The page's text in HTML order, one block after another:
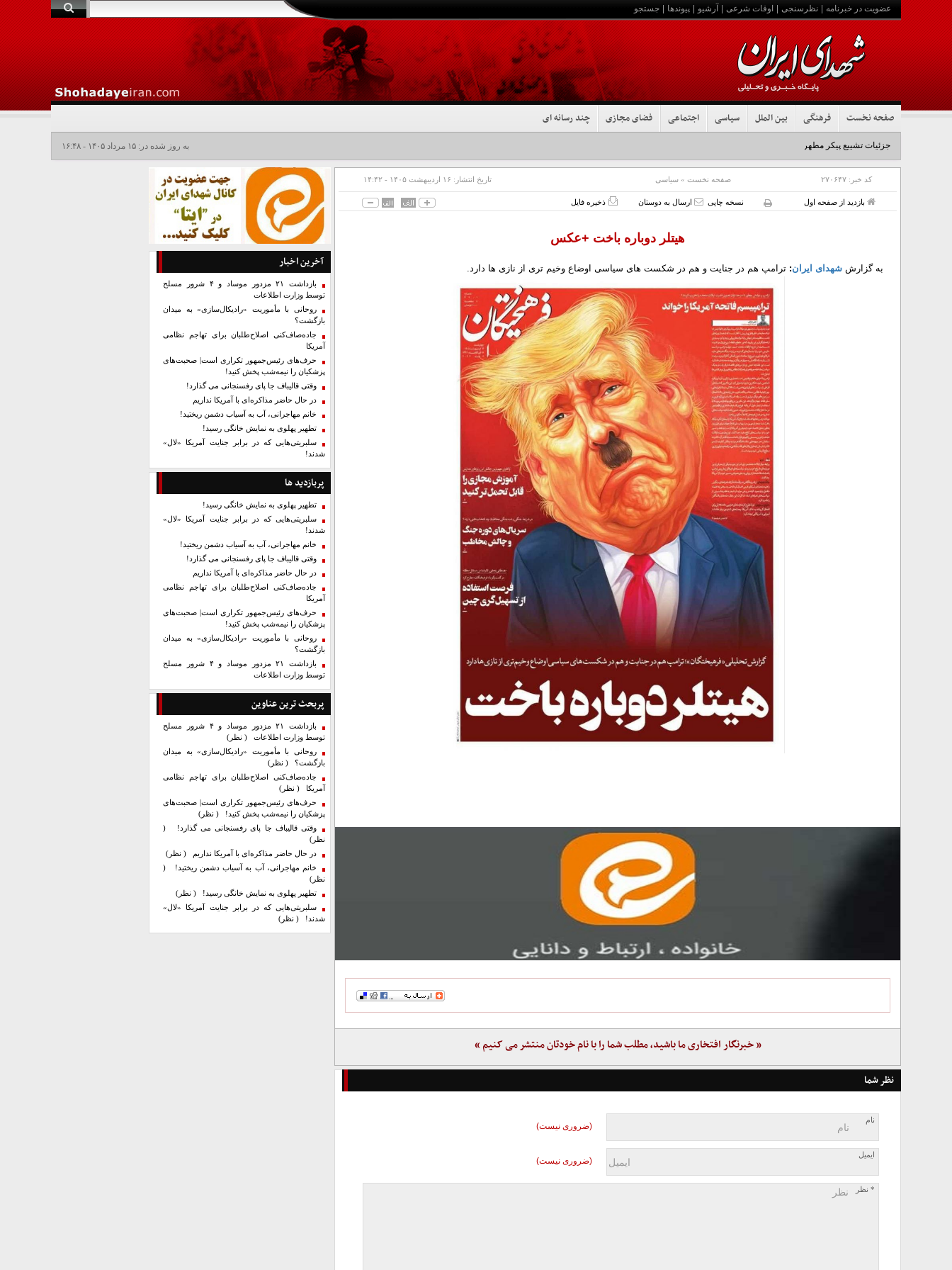
عضویت در خبرنامه نظرسنجی اوقات شرعی آرشیو پیوندها جستجو
صفحه نخست فرهنگی بین الملل سیاسی اجتماعی فضای مجازی چند رسانه ای
جزئیات تشییع پیکر مطهر رهبر شهید در نجف و کربلا به روز شده در: ۱۵ مرداد ۱۴۰۵ - ۱۶:۴۸
کد خبر: ۲۷۰۶۴۷ صفحه نخست »سیاسی تاریخ انتشار: ۱۶ ارديبهشت ۱۴۰۵ - ۱۴:۴۲
بازدید از صفحه اول نسخه چاپی ارسال به دوستان ذخیره فایل
هیتلر دوباره باخت +عکس
به گزارش شهدای ایران: ترامپ هم در جنایت و هم در شکست های سیاسی اوضاع وخیم تری از نازی ها دارد.
« خبرنگار افتخاری ما باشید، مطلب شما را با نام خودتان منتشر می کنیم »
نظر شما
نام
(ضروری نیست)
ایمیل
(ضروری نیست)
* نظر
آخرین اخبار
بازداشت ۲۱ مزدور موساد و ۴ شرور مسلح
توسط وزارت اطلاعات
روحانی با مأموریت «رادیکال‌سازی» به میدان
بازگشت؟
جاده‌صاف‌کنی اصلاح‌طلبان برای تهاجم نظامی
آمریکا
حرف‌های رئیس‌جمهور تکراری است| صحبت‌های
پزشکیان را نیمه‌شب پخش کنید!
وقتی قالیباف جا پای رفسنجانی می گذارد!
در حال حاضر مذاکره‌ای با آمریکا نداریم
خانم مهاجرانی، آب به آسیاب دشمن ریختید!
تطهیر پهلوی به نمایش خانگی رسید!
سلبریتی‌هایی که در برابر جنایت آمریکا «لال»
شدند!
پربازدید ها
تطهیر پهلوی به نمایش خانگی رسید!
سلبریتی‌هایی که در برابر جنایت آمریکا «لال»
شدند!
خانم مهاجرانی، آب به آسیاب دشمن ریختید!
وقتی قالیباف جا پای رفسنجانی می گذارد!
در حال حاضر مذاکره‌ای با آمریکا نداریم
جاده‌صاف‌کنی اصلاح‌طلبان برای تهاجم نظامی
آمریکا
حرف‌های رئیس‌جمهور تکراری است| صحبت‌های
پزشکیان را نیمه‌شب پخش کنید!
روحانی با مأموریت «رادیکال‌سازی» به میدان
بازگشت؟
بازداشت ۲۱ مزدور موساد و ۴ شرور مسلح
توسط وزارت اطلاعات
پربحث ترین عناوین
بازداشت ۲۱ مزدور موساد و ۴ شرور مسلح
توسط وزارت اطلاعات ( نظر)
روحانی با مأموریت «رادیکال‌سازی» به میدان
بازگشت؟ ( نظر)
جاده‌صاف‌کنی اصلاح‌طلبان برای تهاجم نظامی
آمریکا ( نظر)
حرف‌های رئیس‌جمهور تکراری است| صحبت‌های
پزشکیان را نیمه‌شب پخش کنید! ( نظر)
وقتی قالیباف جا پای رفسنجانی می گذارد! (
نظر)
در حال حاضر مذاکره‌ای با آمریکا نداریم ( نظر)
خانم مهاجرانی، آب به آسیاب دشمن ریختید! (
نظر)
تطهیر پهلوی به نمایش خانگی رسید! ( نظر)
سلبریتی‌هایی که در برابر جنایت آمریکا «لال»
شدند! ( نظر)